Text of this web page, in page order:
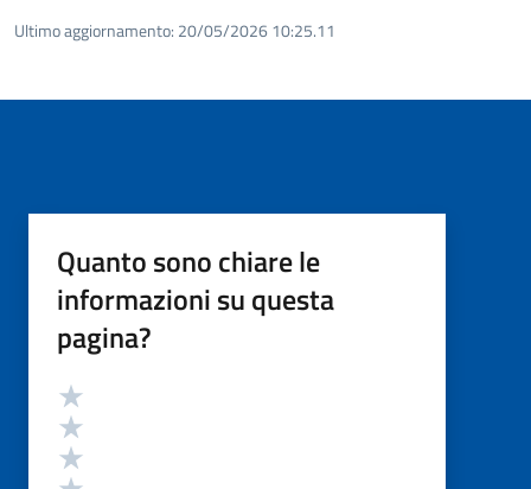
Ultimo aggiornamento: 20/05/2026 10:25.11
Quanto sono chiare le
informazioni su questa
pagina?
Valutazione